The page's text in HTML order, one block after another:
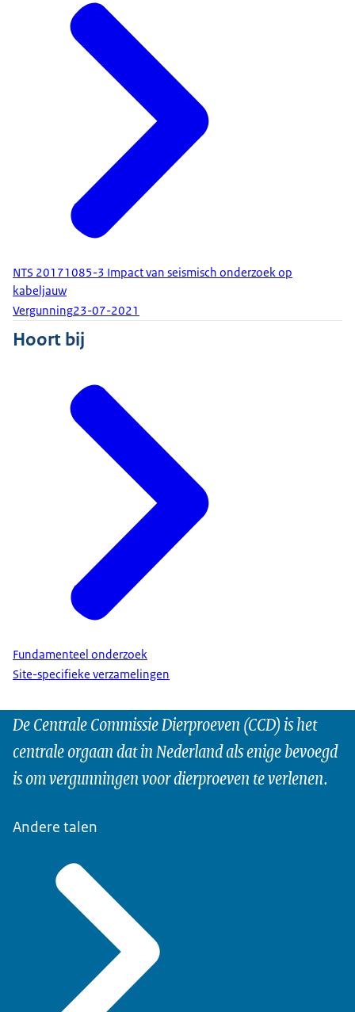
NTS 20171085-3 Impact van seismisch onderzoek op
kabeljauw
Vergunning23-07-2021
Hoort bij
Fundamenteel onderzoek
Site-specifieke verzamelingen
De Centrale Commissie Dierproeven (CCD) is het
centrale orgaan dat in Nederland als enige bevoegd
is om vergunningen voor dierproeven te verlenen.
Andere talen